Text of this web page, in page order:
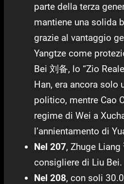
parte della terza
mantiene una solida
grazie al vantaggio
Yangtze come
Bei 刘备, lo “Zio
Han, era ancora solo
politico, mentre Cao
regime di Wei a
l’annientamento di
Nel 207, Zhuge
consigliere di Liu Bei.
Nel 208, con soli